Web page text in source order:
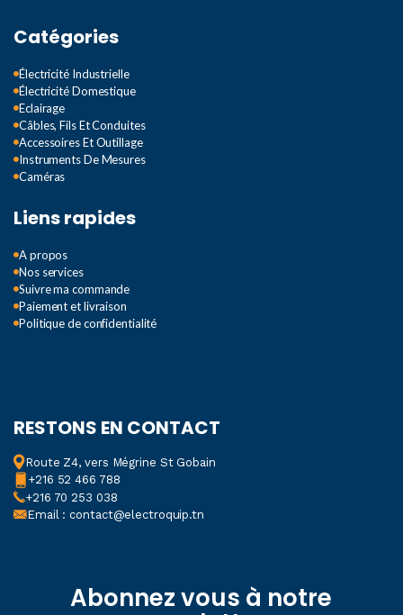
Catégories
Électricité Industrielle
Électricité Domestique
Eclairage
Câbles, Fils Et Conduites
Accessoires Et Outillage
Instruments De Mesures
Caméras
Liens rapides
A propos
Nos services
Suivre ma commande
Paiement et livraison
Politique de confidentialité
RESTONS EN CONTACT
Route Z4, vers Mégrine St Gobain
+216 52 466 788
+216 70 253 038
Email : contact@electroquip.tn
Abonnez vous à notre